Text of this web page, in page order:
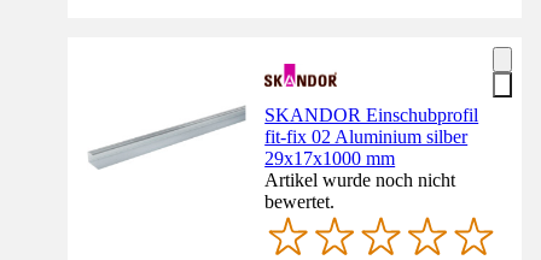
SKANDOR Einschubprofil
fit-fix 02 Aluminium silber
29x17x1000 mm
Artikel wurde noch nicht
bewertet.